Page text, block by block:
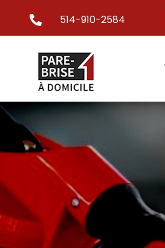
514-910-2584